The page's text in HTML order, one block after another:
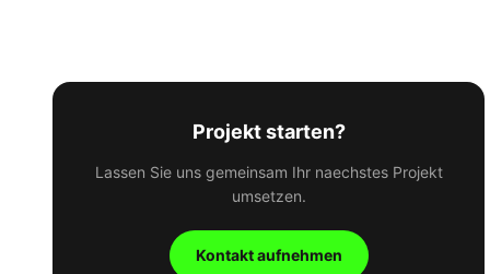
Projekt starten?
Lassen Sie uns gemeinsam Ihr naechstes Projekt
umsetzen.
Kontakt aufnehmen